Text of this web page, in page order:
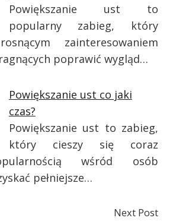
Powiększanie ust to
popularny zabieg, który
zainteresowaniem
poprawić wygląd…
Powiększanie ust co jaki
czas?
Powiększanie ust to zabieg,
który cieszy się coraz
wśród osób
pełniejsze…
Next Post